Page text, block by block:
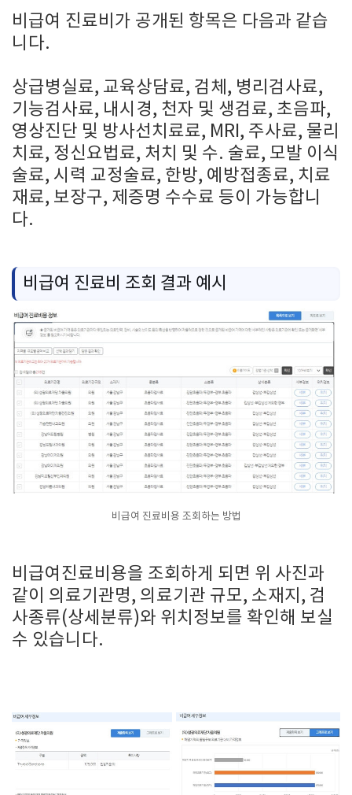
비급여 진료비가 공개된 항목은 다음과 같습
니다.
상급병실료, 교육상담료, 검체, 병리검사료,
기능검사료, 내시경, 천자 및 생검료, 초음파,
영상진단 및 방사선치료료, MRI, 주사료, 물리
치료, 정신요법료, 처치 및 수. 술료, 모발 이식
술료, 시력 교정술료, 한방, 예방접종료, 치료
재료, 보장구, 제증명 수수료 등이 가능합니
다.
비급여 진료비 조회 결과 예시
비급여 진료비용 조회하는 방법
비급여진료비용을 조회하게 되면 위 사진과
같이 의료기관명, 의료기관 규모, 소재지, 검
사종류(상세분류)와 위치정보를 확인해 보실
수 있습니다.